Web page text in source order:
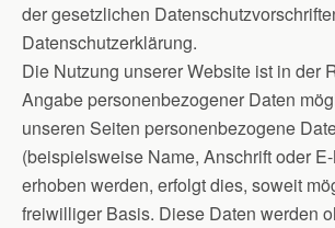
der gesetzlichen
Datenschutzerklärung.
Die Nutzung unserer Website ist in der
Angabe personenbezogener Daten
unseren Seiten personenbezogene
(beispielsweise Name, Anschrift oder
erhoben werden, erfolgt dies, soweit
freiwilliger Basis. Diese Daten werden